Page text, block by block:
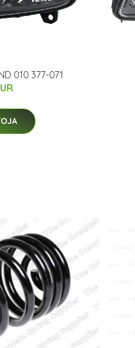
010 377-071